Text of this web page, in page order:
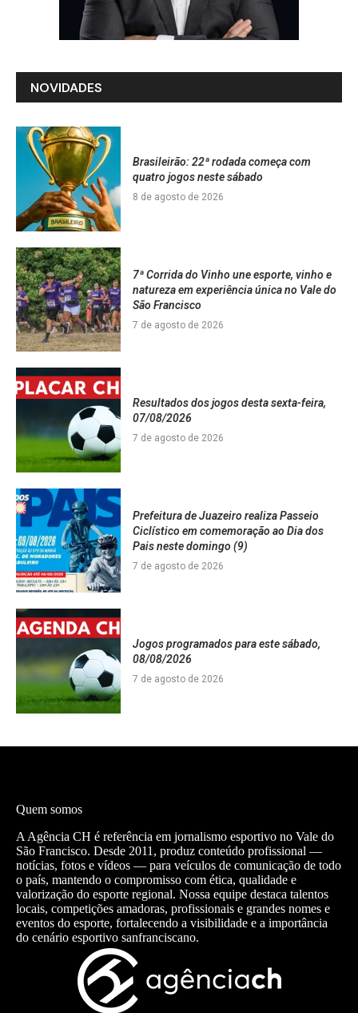
NOVIDADES
Brasileirão: 22ª rodada começa com
quatro jogos neste sábado
8 de agosto de 2026
7ª Corrida do Vinho une esporte, vinho e
natureza em experiência única no Vale do
São Francisco
7 de agosto de 2026
Resultados dos jogos desta sexta-feira,
07/08/2026
7 de agosto de 2026
Prefeitura de Juazeiro realiza Passeio
Ciclístico em comemoração ao Dia dos
Pais neste domingo (9)
7 de agosto de 2026
Jogos programados para este sábado,
08/08/2026
7 de agosto de 2026
Quem somos
A Agência CH é referência em jornalismo esportivo no Vale do
São Francisco. Desde 2011, produz conteúdo profissional —
notícias, fotos e vídeos — para veículos de comunicação de todo
o país, mantendo o compromisso com ética, qualidade e
valorização do esporte regional. Nossa equipe destaca talentos
locais, competições amadoras, profissionais e grandes nomes e
eventos do esporte, fortalecendo a visibilidade e a importância
do cenário esportivo sanfranciscano.